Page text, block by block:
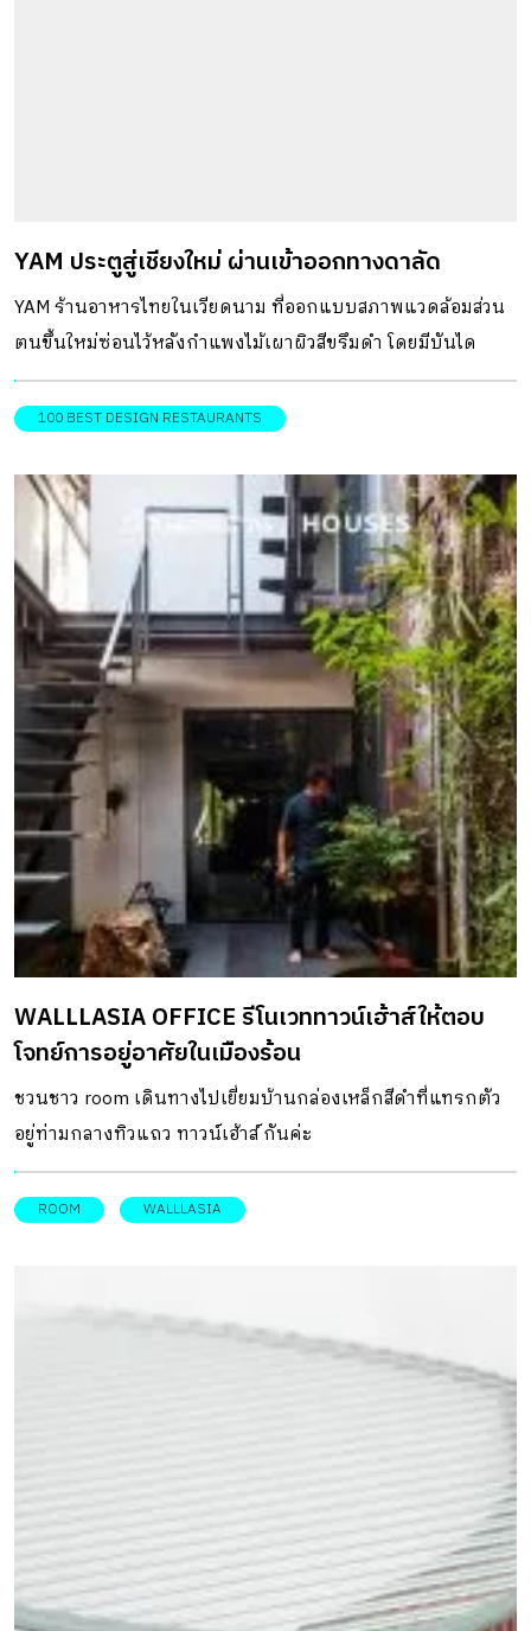
YAM ประตูสู่เชียงใหม่ ผ่านเข้าออกทางดาลัด
YAM ร้านอาหารไทยในเวียดนาม ที่ออกแบบสภาพแวดล้อมส่วน
ตนขึ้นใหม่ซ่อนไว้หลังกำแพงไม้เผาผิวสีขรึมดำ โดยมีบันได
เหล็กสีสนิมเป็นไฮไลต์สำคัญ
100 BEST DESIGN RESTAURANTS
WALLLASIA OFFICE รีโนเวททาวน์เฮ้าส์ให้ตอบ
โจทย์การอยู่อาศัยในเมืองร้อน
ชวนชาว room เดินทางไปเยี่ยมบ้านกล่องเหล็กสีดำที่แทรกตัว
อยู่ท่ามกลางทิวแถว ทาวน์เฮ้าส์ กันค่ะ
ROOM WALLLASIA